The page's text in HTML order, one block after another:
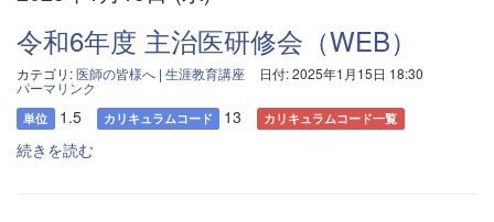
令和6年度 主治医研修会（WEB）
カテゴリ:医師の皆様へ | 生涯教育講座 日付: 2025年1月15日 18:30
パーマリンク
単位 1.5 カリキュラムコード 13 カリキュラムコード一覧
続きを読む